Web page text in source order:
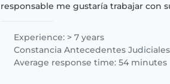
responsable me gustaría trabajar con
mi..no duden en escribirme estaré..
Experience: > 7 years
Constancia Antecedentes Judiciales
Average response time: 54 minutes